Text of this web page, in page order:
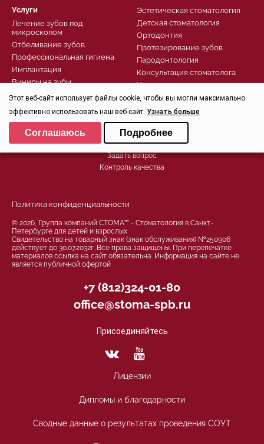
Услуги
Лечение зубов под
микроскопом
Отбеливание зубов
Профессиональная гигиена
Имплантация
Виниры на зубы
Комфортное лечение
Диагностика
Эстетическая стоматология
Детская стоматология
Ортодонтия
Протезирование зубов
Пародонтология
Консультация стоматолога
Хирургическая стоматология
Лечение зубов
Записаться
Заказать звонок
Задать вопрос
Контроль качества
Политика конфиденциальности
© 2026, Группа компаний СТОМА™ - Стоматология в Санкт-
Петербурге для детей и взрослых
Свидетельство на товарный знак (знак обслуживания) №250906
действует до 30.07.2032г. Все права защищены. При перепечатке
материалов ссылка на сайт обязательна. Информация на сайте не
является публичной офертой
+7 (812)324-01-80
office@stoma-spb.ru
Присоединяйтесь
Лицензии
Дипломы и благодарности
Сводные данные о результатах проведения СОУТ
Этот веб-сайт использует файлы cookie, чтобы вы могли максимально
эффективно использовать наш веб-сайт. Узнать больше
Выберите настройки cookie
Минимальные
Аналитические/Функциональные
Соглашаюсь Подробнее